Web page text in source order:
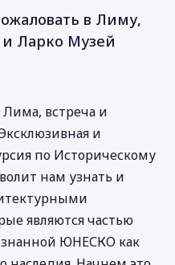
в Лиму,
Ларко Музей
встреча и
и
по Историческому
нам узнать и
являются частью
ЮНЕСКО как